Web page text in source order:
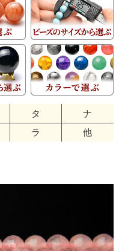
タ
ナ
ラ 他